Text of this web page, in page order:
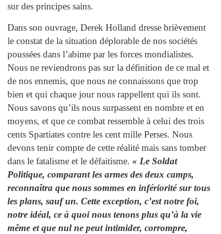
sur des principes sains.
Dans son ouvrage, Derek Holland dresse brièvement
le constat de la situation déplorable de nos sociétés
poussées dans l’abime par les forces mondialistes.
Nous ne reviendrons pas sur la définition de ce mal et
de nos ennemis, que nous ne connaissons que trop
bien et qui chaque jour nous rappellent qui ils sont.
Nous savons qu’ils nous surpassent en nombre et en
moyens, et que ce combat ressemble à celui des trois
cents Spartiates contre les cent mille Perses. Nous
devons tenir compte de cette réalité mais sans tomber
dans le fatalisme et le défaitisme. « Le Soldat
Politique, comparant les armes des deux camps,
reconnaîtra que nous sommes en infériorité sur tous
les plans, sauf un. Cette exception, c’est notre foi,
notre idéal, ce à quoi nous tenons plus qu’à la vie
même et que nul ne peut intimider, corrompre,